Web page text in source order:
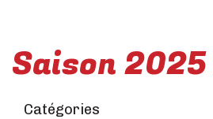
Saison
Catégories